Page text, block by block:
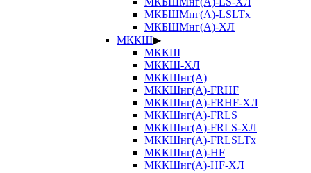
МКБШМнг(А)-LSLTx
МКБШМнг(А)-ХЛ
МККШ▶
МККШ
МККШ-ХЛ
МККШнг(А)
МККШнг(А)-FRHF
МККШнг(А)-FRHF-ХЛ
МККШнг(А)-FRLS
МККШнг(А)-FRLS-ХЛ
МККШнг(А)-FRLSLTx
МККШнг(А)-HF
МККШнг(А)-HF-ХЛ